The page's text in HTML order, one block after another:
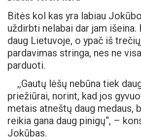
Bitės kol kas yra labiau
uždirbti nelabai dar jam išeina.
daug Lietuvoje, o ypač iš
pardavimas stringa, nes ne
parduoti.
,,Gautų lėšų nebūna tiek
priežiūrai, norint, kad jos
metais atneštų daug medaus,
reikia gana daug pinigų“, –
Jokūbas.